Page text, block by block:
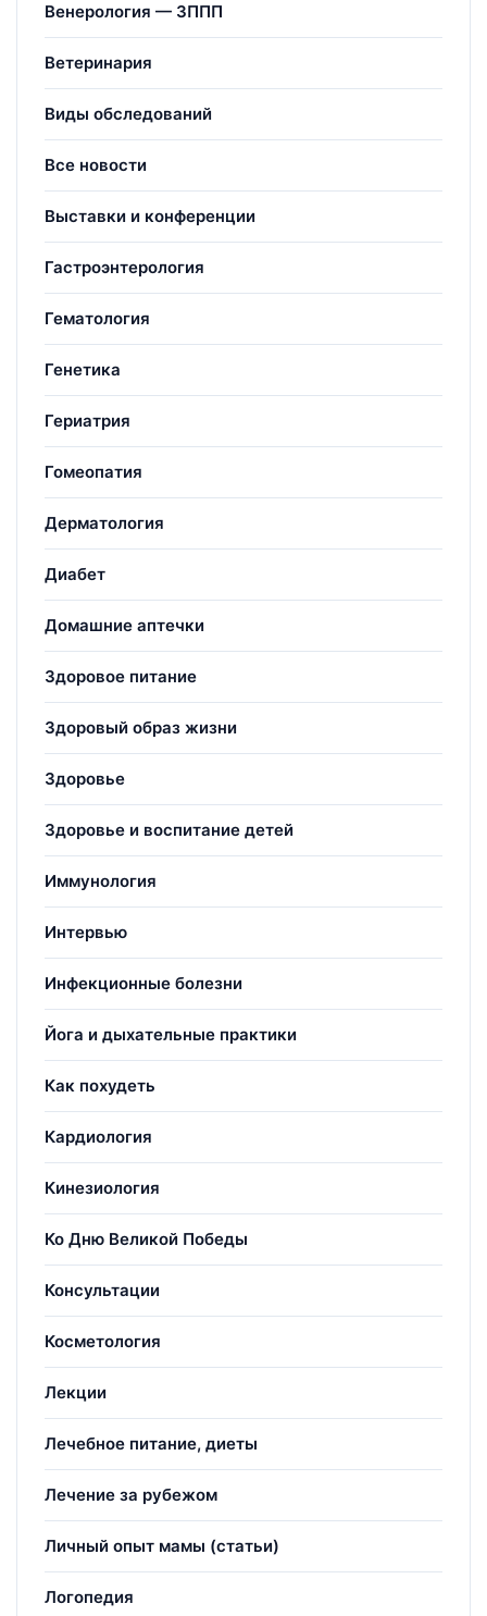
Венерология — ЗППП
Ветеринария
Виды обследований
Все новости
Выставки и конференции
Гастроэнтерология
Гематология
Генетика
Гериатрия
Гомеопатия
Дерматология
Диабет
Домашние аптечки
Здоровое питание
Здоровый образ жизни
Здоровье
Здоровье и воспитание детей
Иммунология
Интервью
Инфекционные болезни
Йога и дыхательные практики
Как похудеть
Кардиология
Кинезиология
Ко Дню Великой Победы
Консультации
Косметология
Лекции
Лечебное питание, диеты
Лечение за рубежом
Личный опыт мамы (статьи)
Логопедия